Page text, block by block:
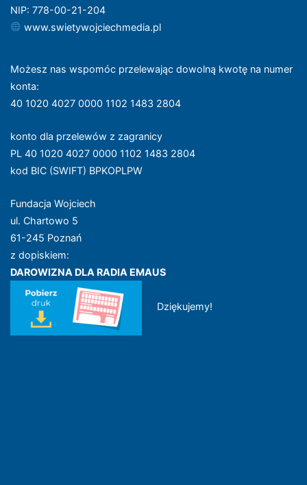
NIP: 778-00-21-204
www.swietywojciechmedia.pl
Możesz nas wspomóc przelewając dowolną kwotę na numer
konta:
40 1020 4027 0000 1102 1483 2804
konto dla przelewów z zagranicy
PL 40 1020 4027 0000 1102 1483 2804
kod BIC (SWIFT) BPKOPLPW
Fundacja Wojciech
ul. Chartowo 5
61-245 Poznań
z dopiskiem:
DAROWIZNA DLA RADIA EMAUS
Dziękujemy!